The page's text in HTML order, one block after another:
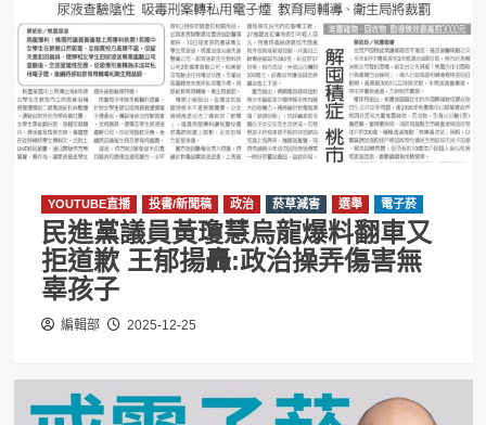
YOUTUBE直播 投書/新聞稿 政治 菸草減害 選舉 電子菸
民進黨議員黃瓊慧烏龍爆料翻車又
拒道歉 王郁揚轟:政治操弄傷害無
辜孩子
編輯部 2025-12-25